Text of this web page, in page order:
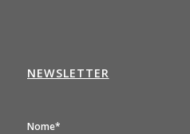
NEWSLETTER
Nome*